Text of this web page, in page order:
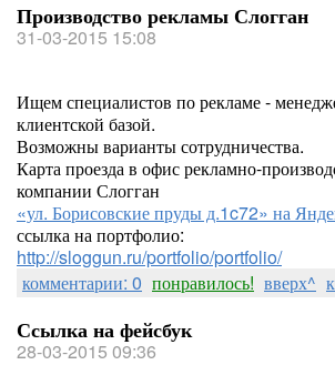
Производство рекламы Слогган
31-03-2015 15:08
Ищем специалистов по рекламе -
клиентской базой.
Возможны варианты сотрудничества.
Карта проезда в офис рекламно-
компании Слогган
«ул. Борисовские пруды д.1c72» на
ссылка на портфолио:
http://sloggun.ru/portfolio/portfolio/
комментарии: 0 понравилось! вверх^
Ссылка на фейсбук
28-03-2015 09:36